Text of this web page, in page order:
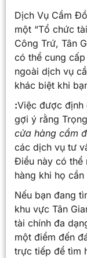
Dịch Vụ Cầm
một “Tổ chức
Công Trứ, Tân
có thể cung
ngoài dịch vụ
khác biệt khi
:Việc được định
gợi ý rằng
cửa hàng cầm
các dịch vụ tư
Điều này có thể
hàng khi họ
Nếu bạn đang
khu vực Tân
tài chính đa
một điểm đến
trực tiếp để tìm